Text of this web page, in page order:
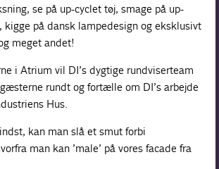
se på up-cyclet tøj, smage på up-
kigge på dansk lampedesign og eksklusivt
meget andet!
i Atrium vil DI’s dygtige rundviserteam
rundt og fortælle om DI’s arbejde
Hus.
kan man slå et smut forbi
man kan ’male’ på vores facade fra